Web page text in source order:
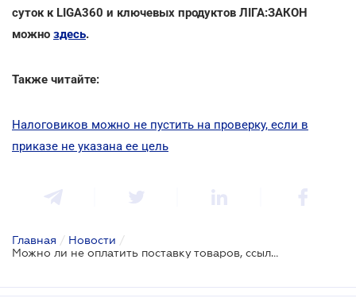
суток к LIGA360 и ключевых продуктов ЛІГА:ЗАКОН
можно здесь.
Также читайте:
Налоговиков можно не пустить на проверку, если в
приказе не указана ее цель
Главная / Новости /
Можно ли не оплатить поставку товаров, ссылаясь на неправильное оформление документов